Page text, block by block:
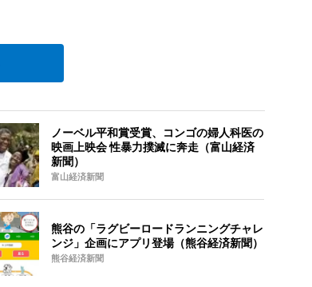
ノーベル平和賞受賞、コンゴの婦人科医の
映画上映会 性暴力撲滅に奔走（富山経済
新聞）
富山経済新聞
熊谷の「ラグビーロードランニングチャレ
ンジ」企画にアプリ登場（熊谷経済新聞）
熊谷経済新聞